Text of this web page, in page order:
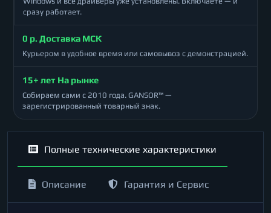
сразу работает.
0 р. Доставка МСК
Курьером в удобное время или самовывоз с демонстрацией.
15+ лет На рынке
Собираем сами с 2010 года. GANSOR™ —
зарегистрированный товарный знак.
Полные технические характеристики
Описание Гарантия и Сервис